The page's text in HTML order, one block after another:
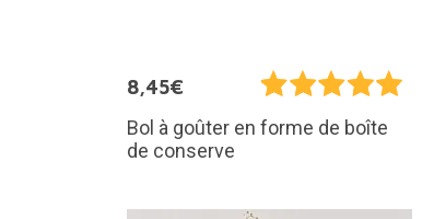
8,45€
Bol à goûter en forme de boîte
de conserve